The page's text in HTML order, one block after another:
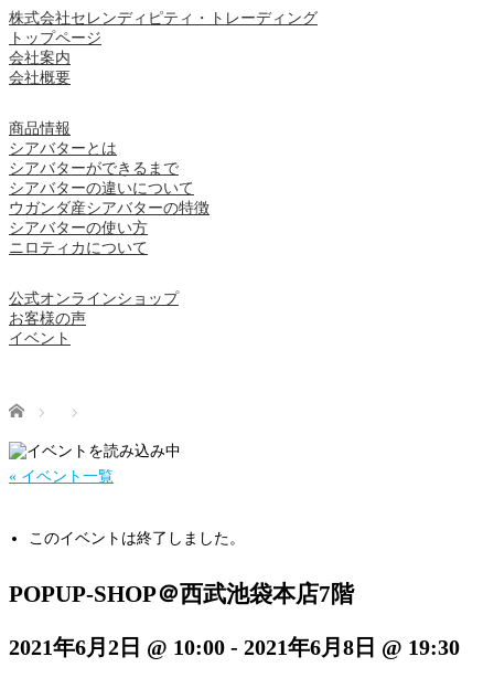
株式会社セレンディピティ・トレーディング
トップページ
会社案内
会社概要
商品情報
シアバターとは
シアバターができるまで
シアバターの違いについて
ウガンダ産シアバターの特徴
シアバターの使い方
ニロティカについて
公式オンラインショップ
お客様の声
イベント
Home
« イベント一覧
このイベントは終了しました。
POPUP-SHOP＠西武池袋本店7階
2021年6月2日 @ 10:00 - 2021年6月8日 @ 19:30